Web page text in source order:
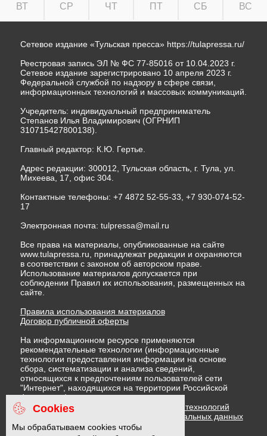
ВТ СР ЧТ ПТ СБ ВС
Сетевое издание «Тульская пресса» https://tulapressa.ru/
Реестровая запись ЭЛ № ФС 77-85016 от 10.04.2023 г.
Сетевое издание зарегистрировано 10 апреля 2023 г.
Федеральной службой по надзору в сфере связи,
информационных технологий и массовых коммуникаций.
Учредитель: индивидуальный предприниматель
Степанов Илья Владимирович (ОГРНИП
310715427800138).
Главный редактор: К.Ю. Гертье.
Адрес редакции: 300012, Тульская область, г. Тула, ул.
Михеева, 17, офис 304.
Контактные телефоны: +7 4872 52-55-33, +7 930-074-52-
17
Электронная почта: tulpressa@mail.ru
Все права на материалы, опубликованные на сайте
www.tulapressa.ru, принадлежат редакции и охраняются
в соответствии с законом об авторском праве.
Использование материалов допускается при
соблюдении Правил их использования, размещенных на
сайте.
Правила использования материалов
Договор публичной оферты
На информационном ресурсе применяются
рекомендательные технологии (информационные
технологии предоставления информации на основе
сбора, систематизации и анализа сведений,
относящихся к предпочтениям пользователей сети
"Интернет", находящихся на территории Российской
Федерации)
Правила применения рекомендательных технологий
Политика в отношении обработки персональных данных
Политика обработки файлов cookie
Cookies
Мы обрабатываем cookies чтобы